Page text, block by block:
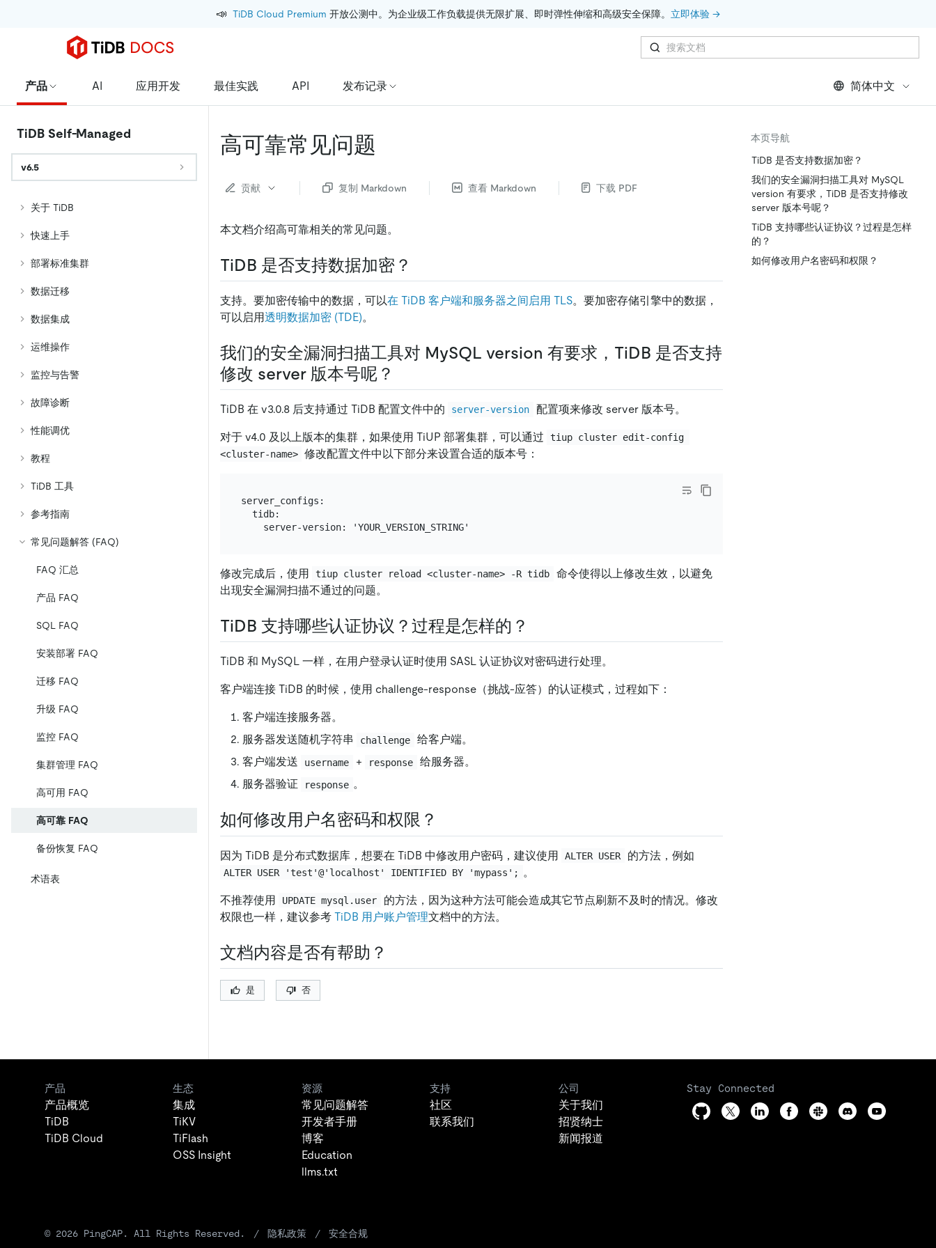
📣 TiDB Cloud Premium 开放公测中。为企业级工作负载提供无限扩展、即时弹性伸缩和高级安全保障。 立即体验 →
产品 AI 应用开发 最佳实践 API 发布记录 简体中文
TiDB Self-Managed
v6.5
关于 TiDB
快速上手
部署标准集群
数据迁移
数据集成
运维操作
监控与告警
故障诊断
性能调优
教程
TiDB 工具
参考指南
常见问题解答 (FAQ)
FAQ 汇总
产品 FAQ
SQL FAQ
安装部署 FAQ
迁移 FAQ
升级 FAQ
监控 FAQ
集群管理 FAQ
高可用 FAQ
高可靠 FAQ
备份恢复 FAQ
术语表
高可靠常见问题
贡献 复制 Markdown 查看 Markdown 下载 PDF
本文档介绍高可靠相关的常见问题。
TiDB 是否支持数据加密？
支持。要加密传输中的数据，可以在 TiDB 客户端和服务器之间启用 TLS。要加密存储引擎中的数据，
可以启用透明数据加密 (TDE)。
我们的安全漏洞扫描工具对 MySQL version 有要求，TiDB 是否支持
修改 server 版本号呢？
TiDB 在 v3.0.8 后支持通过 TiDB 配置文件中的 server-version 配置项来修改 server 版本号。
对于 v4.0 及以上版本的集群，如果使用 TiUP 部署集群，可以通过
tiup cluster edit-config
<cluster-name> 修改配置文件中以下部分来设置合适的版本号：
server_configs:
  tidb:
修改完成后，使用 tiup cluster reload <cluster-name> -R tidb
命令使得以上修改生效，以避免
出现安全漏洞扫描不通过的问题。
TiDB 支持哪些认证协议？过程是怎样的？
TiDB 和 MySQL 一样，在用户登录认证时使用 SASL 认证协议对密码进行处理。
客户端连接 TiDB 的时候，使用 challenge-response（挑战-应答）的认证模式，过程如下：
客户端连接服务器。
服务器发送随机字符串
challenge
给客户端。
客户端发送
username + response
给服务器。
服务器验证
response 。
如何修改用户名密码和权限？
因为 TiDB 是分布式数据库，想要在 TiDB 中修改用户密码，建议使用 ALTER USER 的方法，例如
ALTER USER 'test'@'localhost' IDENTIFIED BY 'mypass'; 。
不推荐使用 UPDATE mysql.user
的方法，因为这种方法可能会造成其它节点刷新不及时的情况。修改
权限也一样，建议参考 TiDB 用户账户管理文档中的方法。
文档内容是否有帮助？
是 否
本页导航
TiDB 是否支持数据加密？
我们的安全漏洞扫描工具对 MySQL
version 有要求，TiDB 是否支持修改
server 版本号呢？
TiDB 支持哪些认证协议？过程是怎样
的？
如何修改用户名密码和权限？
产品
产品概览
TiDB
TiDB Cloud
生态
集成
TiKV
TiFlash
OSS Insight
资源
常见问题解答
开发者手册
博客
Education
llms.txt
支持
社区
联系我们
公司
关于我们
招贤纳士
新闻报道
Stay Connected
© 2026 PingCAP. All Rights Reserved. / 隐私政策 / 安全合规